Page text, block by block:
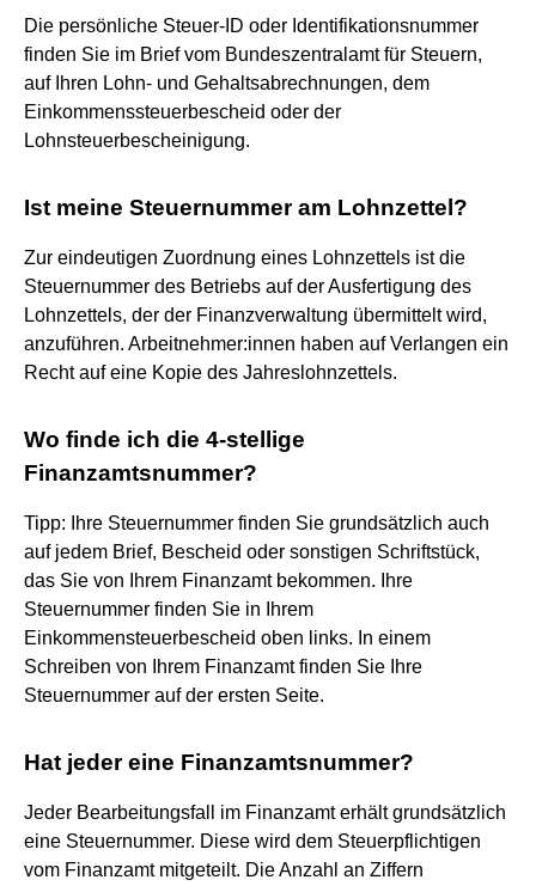
Die persönliche Steuer-ID oder Identifikationsnummer
finden Sie im Brief vom Bundeszentralamt für Steuern,
auf Ihren Lohn- und Gehaltsabrechnungen, dem
Einkommenssteuerbescheid oder der
Lohnsteuerbescheinigung.
Ist meine Steuernummer am Lohnzettel?
Zur eindeutigen Zuordnung eines Lohnzettels ist die
Steuernummer des Betriebs auf der Ausfertigung des
Lohnzettels, der der Finanzverwaltung übermittelt wird,
anzuführen. Arbeitnehmer:innen haben auf Verlangen ein
Recht auf eine Kopie des Jahreslohnzettels.
Wo finde ich die 4-stellige
Finanzamtsnummer?
Tipp: Ihre Steuernummer finden Sie grundsätzlich auch
auf jedem Brief, Bescheid oder sonstigen Schriftstück,
das Sie von Ihrem Finanzamt bekommen. Ihre
Steuernummer finden Sie in Ihrem
Einkommensteuerbescheid oben links. In einem
Schreiben von Ihrem Finanzamt finden Sie Ihre
Steuernummer auf der ersten Seite.
Hat jeder eine Finanzamtsnummer?
Jeder Bearbeitungsfall im Finanzamt erhält grundsätzlich
eine Steuernummer. Diese wird dem Steuerpflichtigen
vom Finanzamt mitgeteilt. Die Anzahl an Ziffern